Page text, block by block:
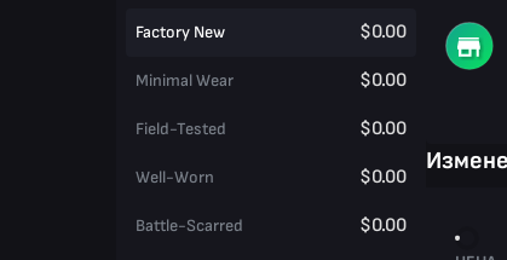
Factory New $0.00
Minimal Wear $0.00
Field-Tested $0.00
Well-Worn $0.00
Battle-Scarred $0.00